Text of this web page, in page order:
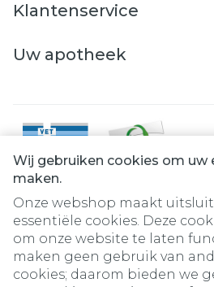
Wij gebruiken cookies om uw
maken.
Onze webshop maakt
essentiële cookies. Deze
om onze website te laten
maken geen gebruik van
cookies; daarom bieden we
Klantenservice
Uw apotheek
Juridische links